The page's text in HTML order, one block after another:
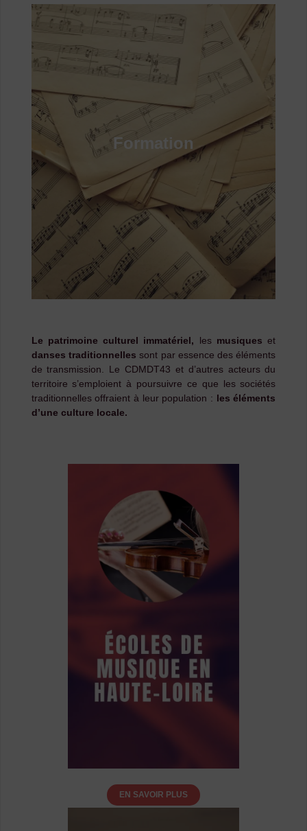
Formation
Le patrimoine culturel immatériel, lesmusiques et
danses traditionnelles sont par essence des éléments
de transmission. Le CDMDT43 et d’autres acteurs du
territoire s’emploient à poursuivre ce que les sociétés
traditionnelles offraient à leur population : les éléments
d’une culture locale.
EN SAVOIR PLUS